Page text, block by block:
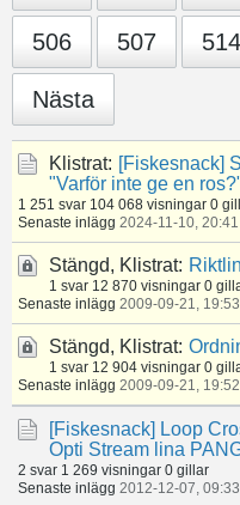
506 507 514
Nästa
Klistrat: [Fiskesnack]
"Varför inte ge en
1 251 svar 104 068 visningar 0
Senaste inlägg 2024-11-10, 20:41
Stängd, Klistrat:
1 svar 12 870 visningar 0
Senaste inlägg 2009-09-21, 19:53
Stängd, Klistrat:
1 svar 12 904 visningar 0
Senaste inlägg 2009-09-21, 19:52
[Fiskesnack] Loop
Opti Stream lina
2 svar 1 269 visningar 0 gillar
Senaste inlägg 2012-12-07, 09:33